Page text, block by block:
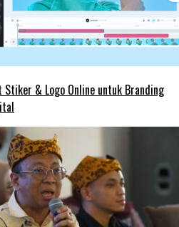
Stiker & Logo Online untuk Branding